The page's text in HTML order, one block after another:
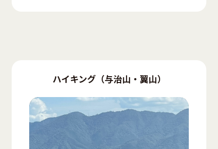
ハイキング（与治山・翼山）